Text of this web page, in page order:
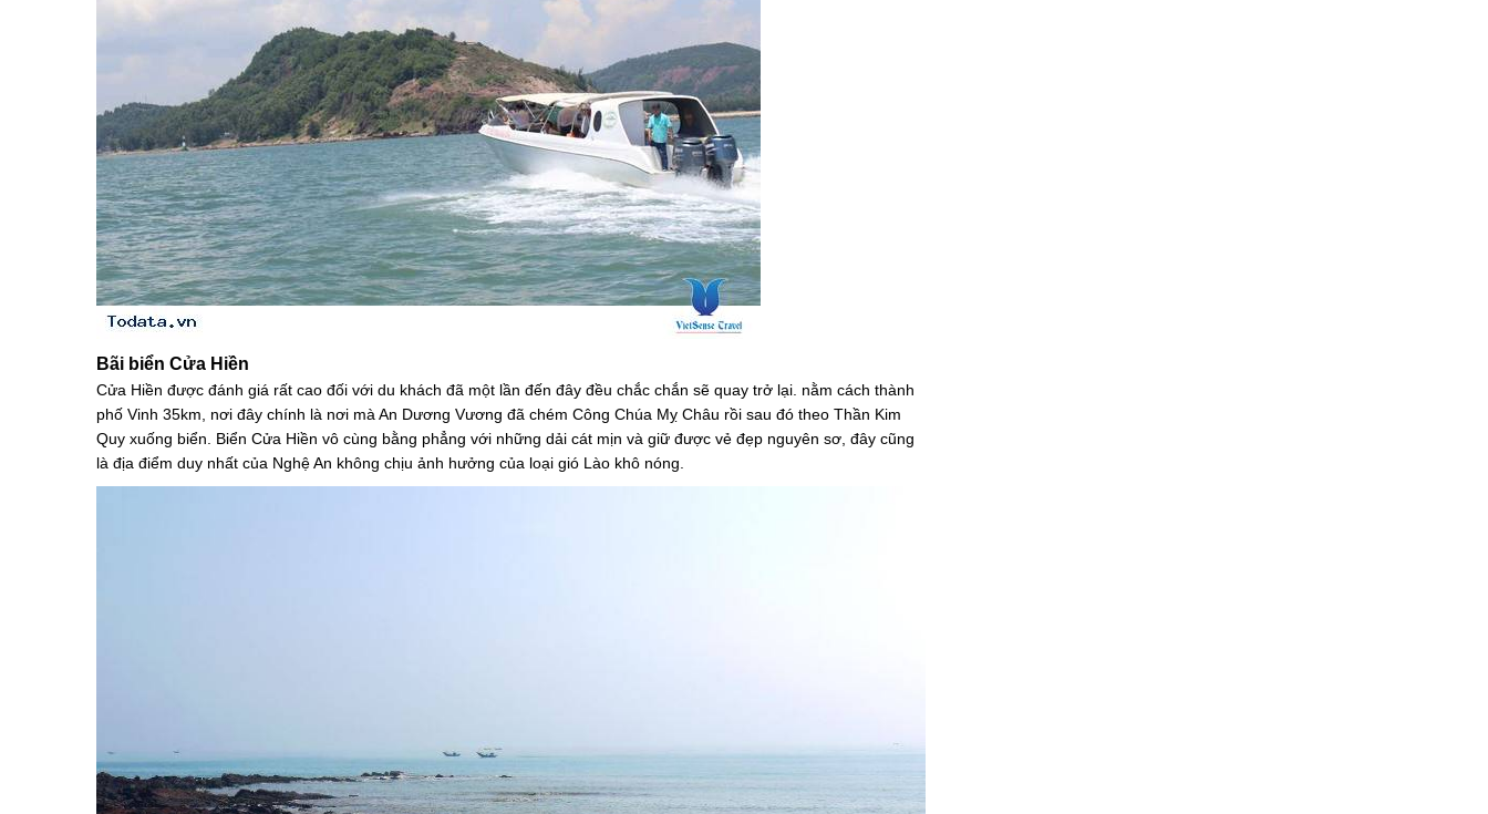
Bãi biển Cửa Hiền
Cửa Hiền được đánh giá rất cao đối với du khách đã một lần đến đây đều chắc chắn sẽ quay trở lại. nằm cách thành
phố Vinh 35km, nơi đây chính là nơi mà An Dương Vương đã chém Công Chúa Mỵ Châu rồi sau đó theo Thần Kim
Quy xuống biển. Biển Cửa Hiền vô cùng bằng phẳng với những dải cát mịn và giữ được vẻ đẹp nguyên sơ, đây cũng
là địa điểm duy nhất của Nghệ An không chịu ảnh hưởng của loại gió Lào khô nóng.